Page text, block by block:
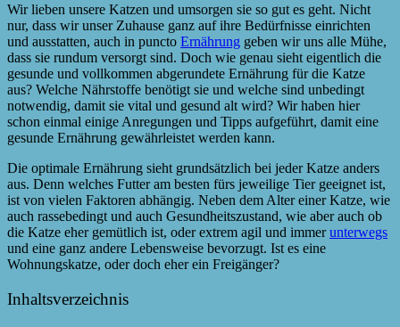
Wir lieben unsere Katzen und umsorgen sie so gut es geht. Nicht
nur, dass wir unser Zuhause ganz auf ihre Bedürfnisse einrichten
und ausstatten, auch in puncto Ernährung geben wir uns alle Mühe,
dass sie rundum versorgt sind. Doch wie genau sieht eigentlich die
gesunde und vollkommen abgerundete Ernährung für die Katze
aus? Welche Nährstoffe benötigt sie und welche sind unbedingt
notwendig, damit sie vital und gesund alt wird? Wir haben hier
schon einmal einige Anregungen und Tipps aufgeführt, damit eine
gesunde Ernährung gewährleistet werden kann.
Die optimale Ernährung sieht grundsätzlich bei jeder Katze anders
aus. Denn welches Futter am besten fürs jeweilige Tier geeignet ist,
ist von vielen Faktoren abhängig. Neben dem Alter einer Katze, wie
auch rassebedingt und auch Gesundheitszustand, wie aber auch ob
die Katze eher gemütlich ist, oder extrem agil und immerunterwegs
und eine ganz andere Lebensweise bevorzugt. Ist es eine
Wohnungskatze, oder doch eher ein Freigänger?
Inhaltsverzeichnis